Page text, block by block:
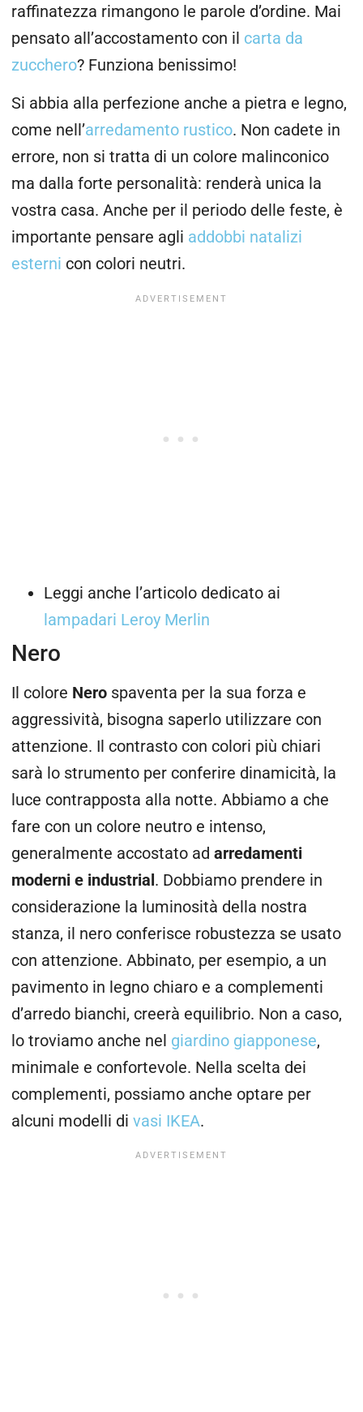
raffinatezza rimangono le parole d’ordine. Mai
pensato all’accostamento con il carta da
zucchero? Funziona benissimo!
Si abbia alla perfezione anche a pietra e legno,
come nell’arredamento rustico. Non cadete in
errore, non si tratta di un colore malinconico
ma dalla forte personalità: renderà unica la
vostra casa. Anche per il periodo delle feste, è
importante pensare agli addobbi natalizi
esterni con colori neutri.
Leggi anche l’articolo dedicato ai
lampadari Leroy Merlin
Nero
Il colore Nero spaventa per la sua forza e
aggressività, bisogna saperlo utilizzare con
attenzione. Il contrasto con colori più chiari
sarà lo strumento per conferire dinamicità, la
luce contrapposta alla notte. Abbiamo a che
fare con un colore neutro e intenso,
generalmente accostato ad arredamenti
moderni e industrial. Dobbiamo prendere in
considerazione la luminosità della nostra
stanza, il nero conferisce robustezza se usato
con attenzione. Abbinato, per esempio, a un
pavimento in legno chiaro e a complementi
d’arredo bianchi, creerà equilibrio. Non a caso,
lo troviamo anche nel giardino giapponese,
minimale e confortevole. Nella scelta dei
complementi, possiamo anche optare per
alcuni modelli di vasi IKEA.